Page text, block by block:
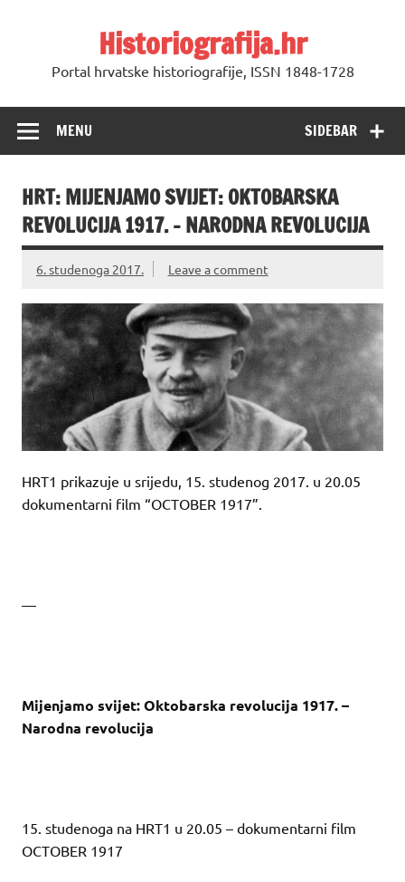
Historiografija.hr
Portal hrvatske historiografije, ISSN 1848-1728
SIDEBAR
MENU
HRT: MIJENJAMO SVIJET: OKTOBARSKA
REVOLUCIJA 1917. – NARODNA REVOLUCIJA
6. studenoga 2017. Leave a comment
HRT1 prikazuje u srijedu, 15. studenog 2017. u 20.05
dokumentarni film “OCTOBER 1917”.
—
Mijenjamo svijet: Oktobarska revolucija 1917. –
Narodna revolucija
15. studenoga na HRT1 u 20.05 – dokumentarni film
OCTOBER 1917